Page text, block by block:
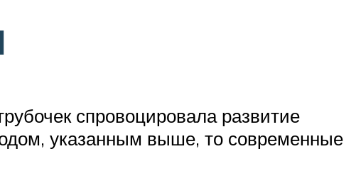
спровоцировала развитие
указанным выше, то современные